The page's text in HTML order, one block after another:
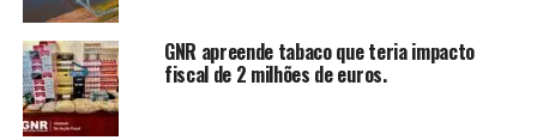
GNR apreende tabaco que teria impacto
fiscal de 2 milhões de euros.